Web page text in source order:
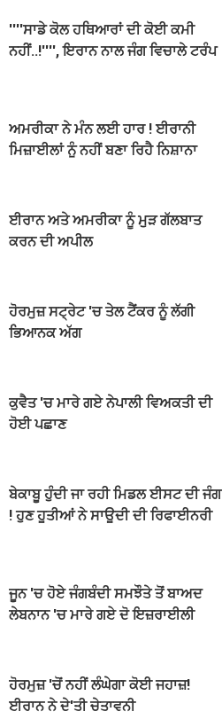
''''ਸਾਡੇ ਕੋਲ ਹਥਿਆਰਾਂ ਦੀ ਕੋਈ ਕਮੀ
ਨਹੀਂ..!'''', ਇਰਾਨ ਨਾਲ ਜੰਗ ਵਿਚਾਲੇ ਟਰੰਪ
ਅਮਰੀਕਾ ਨੇ ਮੰਨ ਲਈ ਹਾਰ ! ਈਰਾਨੀ
ਮਿਜ਼ਾਈਲਾਂ ਨੂੰ ਨਹੀਂ ਬਣਾ ਰਿਹੈ ਨਿਸ਼ਾਨਾ
ਈਰਾਨ ਅਤੇ ਅਮਰੀਕਾ ਨੂੰ ਮੁੜ ਗੱਲਬਾਤ
ਕਰਨ ਦੀ ਅਪੀਲ
ਹੋਰਮੁਜ਼ ਸਟ੍ਰੇਟ 'ਚ ਤੇਲ ਟੈਂਕਰ ਨੂੰ ਲੱਗੀ
ਭਿਆਨਕ ਅੱਗ
ਕੁਵੈਤ 'ਚ ਮਾਰੇ ਗਏ ਨੇਪਾਲੀ ਵਿਅਕਤੀ ਦੀ
ਹੋਈ ਪਛਾਣ
ਬੇਕਾਬੂ ਹੁੰਦੀ ਜਾ ਰਹੀ ਮਿਡਲ ਈਸਟ ਦੀ ਜੰਗ
! ਹੁਣ ਹੂਤੀਆਂ ਨੇ ਸਾਊਦੀ ਦੀ ਰਿਫਾਈਨਰੀ
ਜੂਨ 'ਚ ਹੋਏ ਜੰਗਬੰਦੀ ਸਮਝੌਤੇ ਤੋਂ ਬਾਅਦ
ਲੇਬਨਾਨ 'ਚ ਮਾਰੇ ਗਏ ਦੋ ਇਜ਼ਰਾਈਲੀ
ਹੋਰਮੁਜ਼ 'ਚੋਂ ਨਹੀਂ ਲੰਘੇਗਾ ਕੋਈ ਜਹਾਜ਼!
ਈਰਾਨ ਨੇ ਦੇ'ਤੀ ਚੇਤਾਵਨੀ